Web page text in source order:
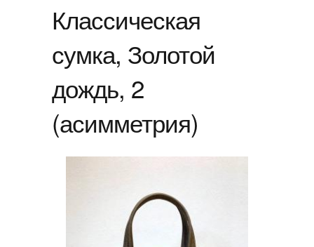
Классическая
сумка, Золотой
дождь, 2
(асимметрия)